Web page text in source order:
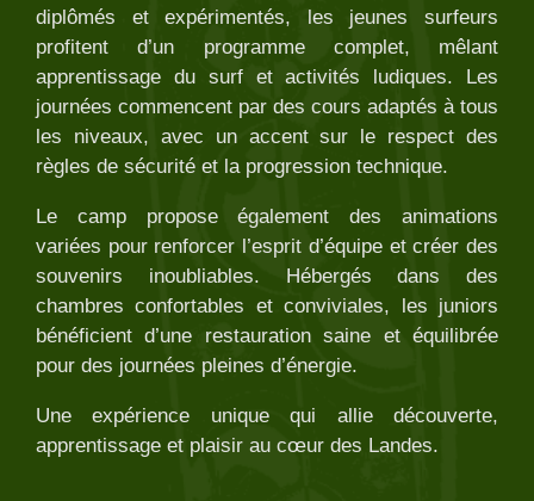
diplômés et expérimentés, les jeunes surfeurs
profitent d’un programme complet, mêlant
apprentissage du surf et activités ludiques. Les
journées commencent par des cours adaptés à tous
les niveaux, avec un accent sur le respect des
règles de sécurité et la progression technique.
Le camp propose également des animations
variées pour renforcer l’esprit d’équipe et créer des
souvenirs inoubliables. Hébergés dans des
chambres confortables et conviviales, les juniors
bénéficient d’une restauration saine et équilibrée
pour des journées pleines d’énergie.
Une expérience unique qui allie découverte,
apprentissage et plaisir au cœur des Landes.